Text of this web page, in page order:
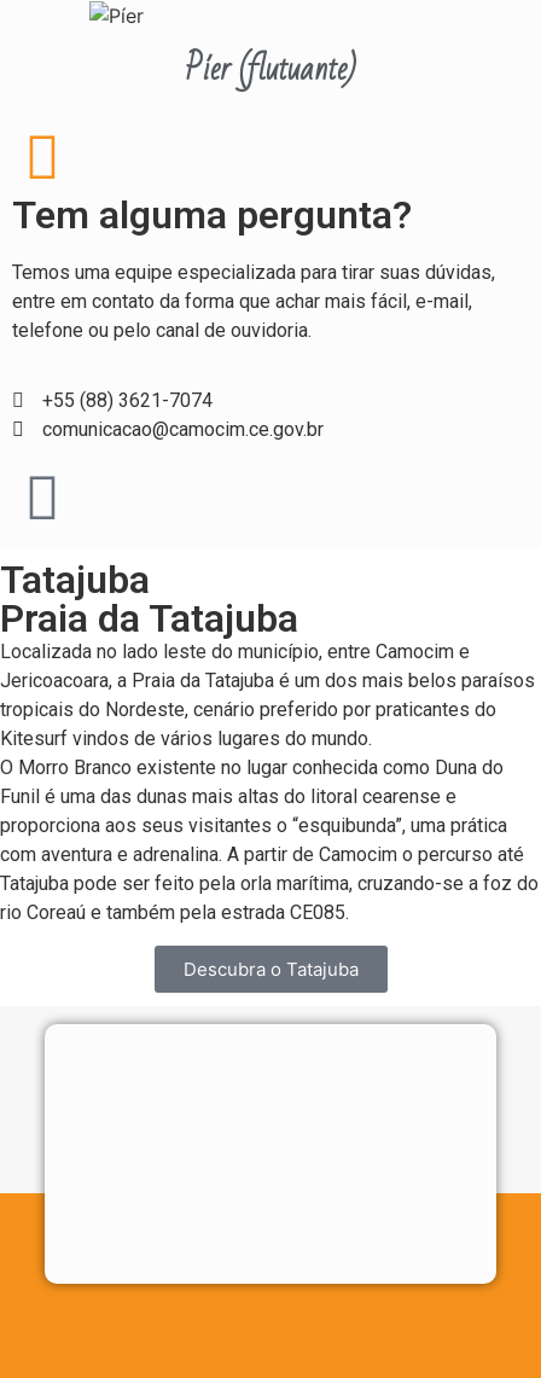
Píer (flutuante)
Tem alguma pergunta?
Temos uma equipe especializada para tirar suas dúvidas,
entre em contato da forma que achar mais fácil, e-mail,
telefone ou pelo canal de ouvidoria.
+55 (88) 3621-7074
comunicacao@camocim.ce.gov.br
Tatajuba
Praia da Tatajuba
Localizada no lado leste do município, entre Camocim e
Jericoacoara, a Praia da Tatajuba é um dos mais belos paraísos
tropicais do Nordeste, cenário preferido por praticantes do
Kitesurf vindos de vários lugares do mundo.
O Morro Branco existente no lugar conhecida como Duna do
Funil é uma das dunas mais altas do litoral cearense e
proporciona aos seus visitantes o “esquibunda”, uma prática
com aventura e adrenalina. A partir de Camocim o percurso até
Tatajuba pode ser feito pela orla marítima, cruzando-se a foz do
rio Coreaú e também pela estrada CE085.
Descubra o Tatajuba